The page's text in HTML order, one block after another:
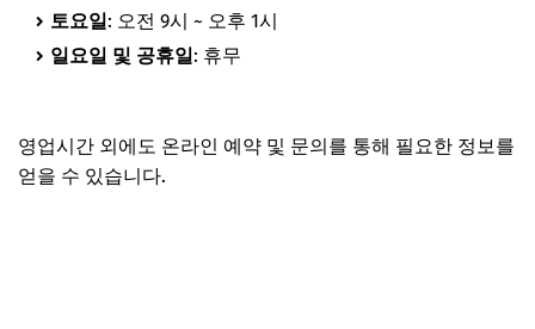
토요일: 오전 9시 ~ 오후 1시
일요일 및 공휴일: 휴무
영업시간 외에도 온라인 예약 및 문의를 통해 필요한 정보를
얻을 수 있습니다.